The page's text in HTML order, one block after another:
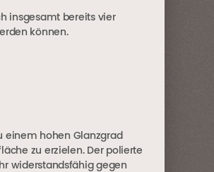
insgesamt bereits vier
können.
einem hohen Glanzgrad
zu erzielen. Der polierte
widerstandsfähig gegen